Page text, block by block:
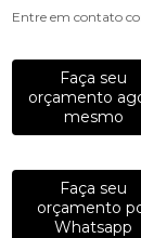
Entre em contato
Faça seu
orçamento
mesmo
Faça seu
orçamento
Whatsapp